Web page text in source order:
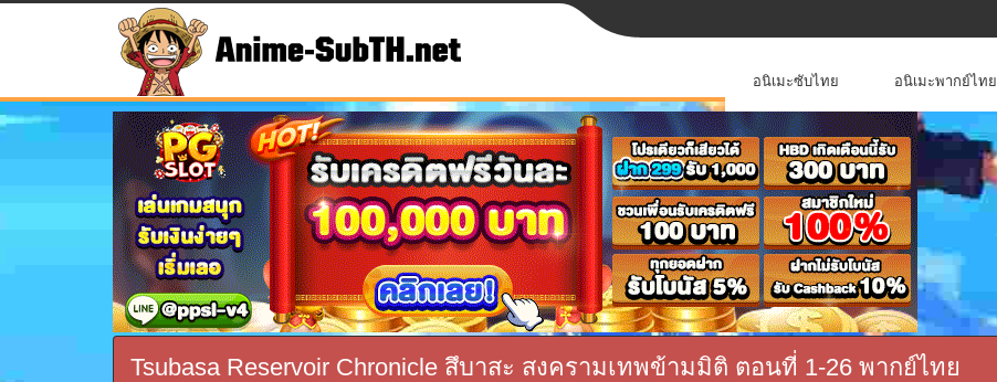
อนิเมะซับไทย อนิเมะพากย์ไทย
Tsubasa Reservoir Chronicle สึบาสะ สงครามเทพข้ามมิติ ตอนที่ 1-26 พากย์ไทย